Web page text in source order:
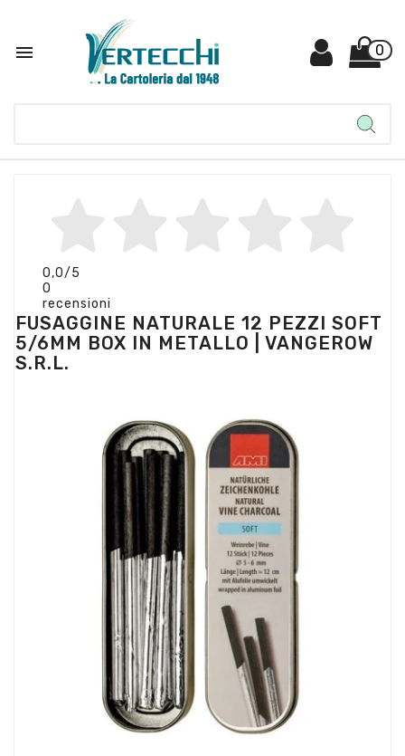
 0
0,0/5
0
recensioni
FUSAGGINE NATURALE 12 PEZZI SOFT
5/6MM BOX IN METALLO | VANGEROW
S.R.L.